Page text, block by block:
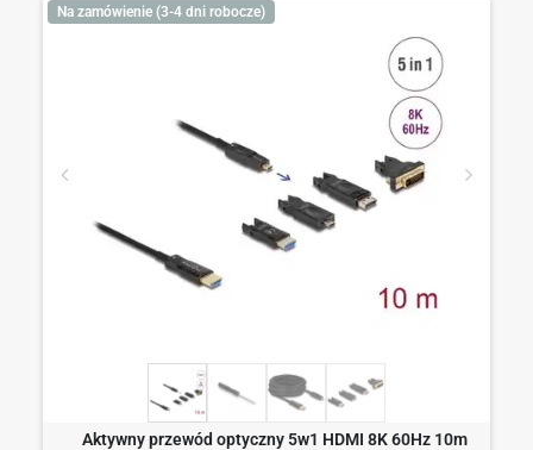
Na zamówienie (3-4 dni robocze)
Aktywny przewód optyczny 5w1 HDMI 8K 60Hz 10m